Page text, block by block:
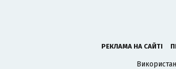
РЕКЛАМА НА САЙТІ